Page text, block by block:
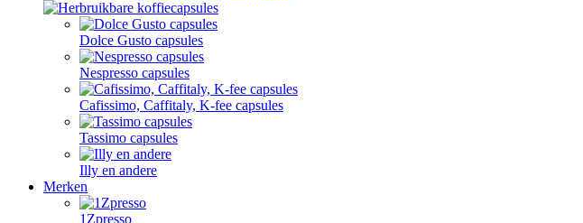
Dolce Gusto capsules
Nespresso capsules
Cafissimo, Caffitaly, K-fee capsules
Tassimo capsules
Illy en andere
Merken
1Zpresso